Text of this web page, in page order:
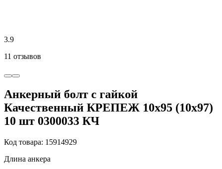
3.9
11 отзывов
Анкерный болт с гайкой
Качественный КРЕПЕЖ 10х95 (10х97)
10 шт 0300033 КЧ
Код товара: 15914929
Длина анкера